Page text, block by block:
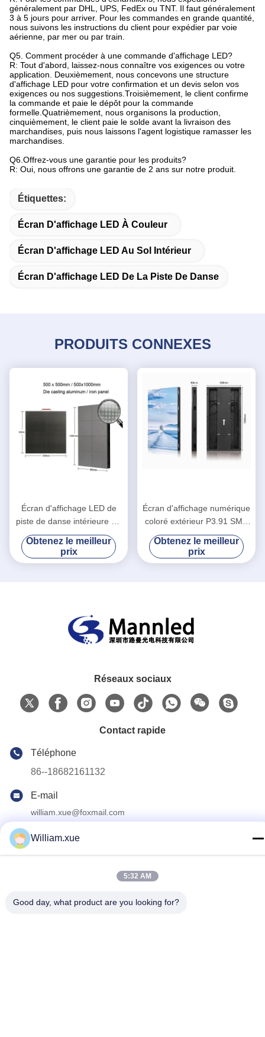
généralement par DHL, UPS, FedEx ou TNT. Il faut généralement
3 à 5 jours pour arriver. Pour les commandes en grande quantité,
nous suivons les instructions du client pour expédier par voie
aérienne, par mer ou par train.
Q5. Comment procéder à une commande d'affichage LED?
R: Tout d'abord, laissez-nous connaître vos exigences ou votre
application. Deuxièmement, nous concevons une structure
d'affichage LED pour votre confirmation et un devis selon vos
exigences ou nos suggestions.Troisièmement, le client confirme
la commande et paie le dépôt pour la commande
formelle.Quatrièmement, nous organisons la production,
cinquièmement, le client paie le solde avant la livraison des
marchandises, puis nous laissons l'agent logistique ramasser les
marchandises.
Q6.Offrez-vous une garantie pour les produits?
R: Oui, nous offrons une garantie de 2 ans sur notre produit.
Étiquettes:
Écran D'affichage LED À Couleur
Écran D'affichage LED Au Sol Intérieur
Écran D'affichage LED De La Piste De Danse
PRODUITS CONNEXES
Écran d'affichage LED de
piste de danse intérieure P3
interactif intelligent.91
Obtenez le meilleur
prix
Écran d'affichage numérique
coloré extérieur P3.91 SMD
Disco intérieur pour la fête
Obtenez le meilleur
prix
Réseaux sociaux
Contact rapide
Téléphone
86--18682161132
E-mail
william.xue@foxmail.com
Adresse
politique de confidentialité| Plan du site
William.xue
5:32 AM
Good day, what product are you looking for?